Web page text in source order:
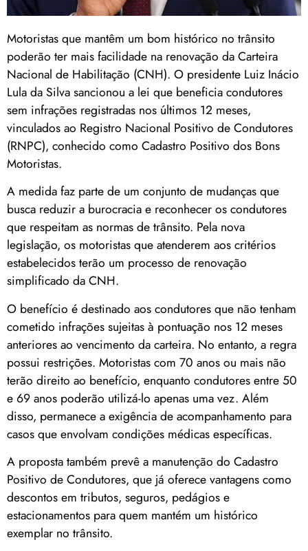
Motoristas que mantêm um bom histórico no trânsito
poderão ter mais facilidade na renovação da Carteira
Nacional de Habilitação (CNH). O presidente Luiz Inácio
Lula da Silva sancionou a lei que beneficia condutores
sem infrações registradas nos últimos 12 meses,
vinculados ao Registro Nacional Positivo de Condutores
(RNPC), conhecido como Cadastro Positivo dos Bons
Motoristas.
A medida faz parte de um conjunto de mudanças que
busca reduzir a burocracia e reconhecer os condutores
que respeitam as normas de trânsito. Pela nova
legislação, os motoristas que atenderem aos critérios
estabelecidos terão um processo de renovação
simplificado da CNH.
O benefício é destinado aos condutores que não tenham
cometido infrações sujeitas à pontuação nos 12 meses
anteriores ao vencimento da carteira. No entanto, a regra
possui restrições. Motoristas com 70 anos ou mais não
terão direito ao benefício, enquanto condutores entre 50
e 69 anos poderão utilizá-lo apenas uma vez. Além
disso, permanece a exigência de acompanhamento para
casos que envolvam condições médicas específicas.
A proposta também prevê a manutenção do Cadastro
Positivo de Condutores, que já oferece vantagens como
descontos em tributos, seguros, pedágios e
estacionamentos para quem mantém um histórico
exemplar no trânsito.